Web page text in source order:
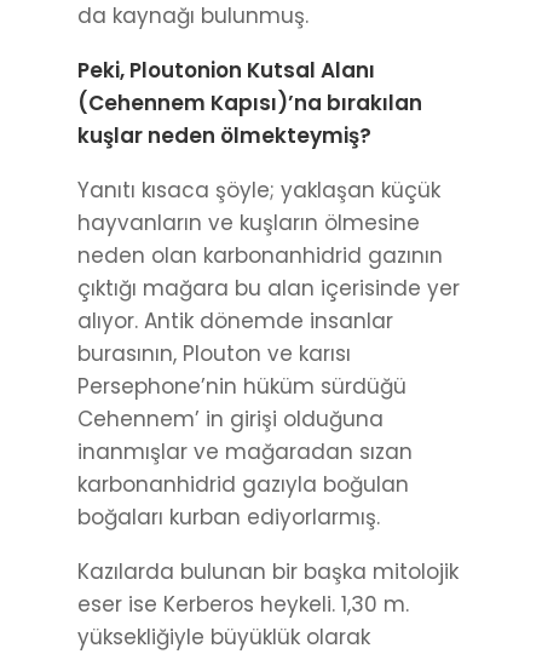
da kaynağı bulunmuş.
Peki, Ploutonion Kutsal Alanı
(Cehennem Kapısı)’na bırakılan
kuşlar neden ölmekteymiş?
Yanıtı kısaca şöyle; yaklaşan küçük
hayvanların ve kuşların ölmesine
neden olan karbonanhidrid gazının
çıktığı mağara bu alan içerisinde yer
alıyor. Antik dönemde insanlar
burasının, Plouton ve karısı
Persephone’nin hüküm sürdüğü
Cehennem’ in girişi olduğuna
inanmışlar ve mağaradan sızan
karbonanhidrid gazıyla boğulan
boğaları kurban ediyorlarmış.
Kazılarda bulunan bir başka mitolojik
eser ise Kerberos heykeli. 1,30 m.
yüksekliğiyle büyüklük olarak